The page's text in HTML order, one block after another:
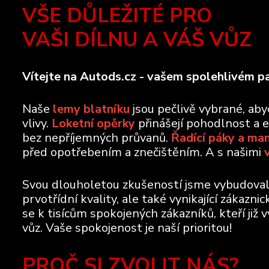
VŠE DŮLEŽITÉ PRO
VAŠI DÍLNU A VÁŠ VŮZ
Vítejte na Autods.cz - vašem spolehlivém
Naše lemy blatníku jsou pečlivě vybrané,
vlivy. Loketní opěrky přinášejí pohodlnost a
bez nepříjemných průvanů. Řadící páky a
před opotřebením a znečištěním. A s našimi
Svou dlouholetou zkušeností jsme
prvotřídní kvality, ale také vynikající
se k tisícům spokojených zákazníků, kteří již
vůz. Vaše spokojenost je naší prioritou!